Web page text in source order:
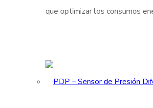
que optimizar los consumos